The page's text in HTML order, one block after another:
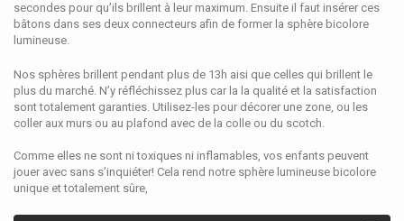
secondes pour qu’ils brillent à leur maximum. Ensuite il faut insérer ces
bâtons dans ses deux connecteurs afin de former la sphère bicolore
lumineuse.
Nos sphères brillent pendant plus de 13h aisi que celles qui brillent le
plus du marché. N’y réfléchissez plus car la la qualité et la satisfaction
sont totalement garanties. Utilisez-les pour décorer une zone, ou les
coller aux murs ou au plafond avec de la colle ou du scotch.
Comme elles ne sont ni toxiques ni inflamables, vos enfants peuvent
jouer avec sans s’inquiéter! Cela rend notre sphère lumineuse bicolore
unique et totalement sûre,